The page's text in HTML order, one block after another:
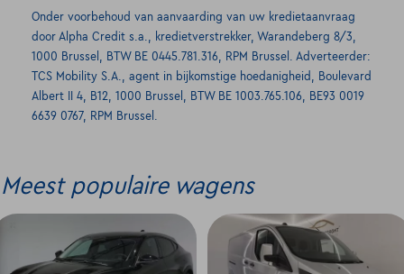
Onder voorbehoud van aanvaarding van uw kredietaanvraag
door Alpha Credit s.a., kredietverstrekker, Warandeberg 8/3,
1000 Brussel, BTW BE 0445.781.316, RPM Brussel. Adverteerder:
TCS Mobility S.A., agent in bijkomstige hoedanigheid, Boulevard
Albert II 4, B12, 1000 Brussel, BTW BE 1003.765.106, BE93 0019
6639 0767, RPM Brussel.
Meest populaire wagens